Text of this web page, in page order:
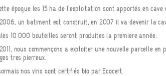
époque les 15 ha de l'exploitation sont apportés en cave
un bâtiment est construit, en 2007 il va devenir la
10 000 bouteilles seront produites la première année.
nous commençons à exploiter une nouvelle parcelle
très pierreux.
nos vins sont certifiés bio par Ecocert.